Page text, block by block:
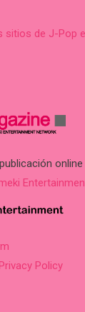
de J-Pop
Policy